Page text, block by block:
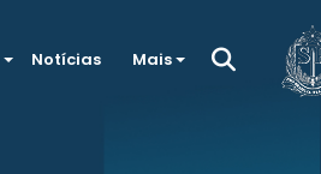
Notícias Mais